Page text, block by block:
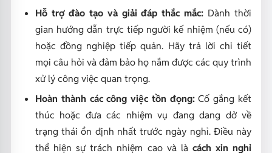
Hỗ trợ đào tạo và giải đáp thắc mắc: Dành thời
gian hướng dẫn trực tiếp người kế nhiệm (nếu có)
hoặc đồng nghiệp tiếp quản. Hãy trả lời chi tiết
mọi câu hỏi và đảm bảo họ nắm được các quy trình
xử lý công việc quan trọng.
Hoàn thành các công việc tồn đọng:Cố gắng kết
thúc hoặc đưa các nhiệm vụ đang dang dở về
trạng thái ổn định nhất trước ngày nghỉ. Điều này
thể hiện sự trách nhiệm cao và là cách xin nghỉ